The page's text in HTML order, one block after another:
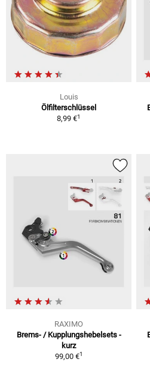
Louis
Ölfilterschlüssel
8,99 €1
RAXIMO
Brems- / Kupplungshebelsets -
kurz
99,00 €1